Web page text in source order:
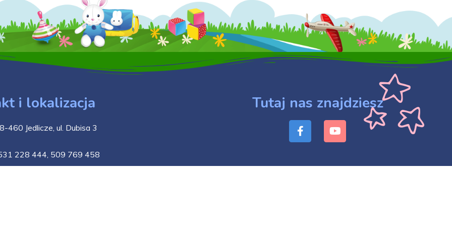
i lokalizacja
460 Jedlicze, ul. Dubisa 3
228 444 509 769 458
Tutaj nas znajdziesz